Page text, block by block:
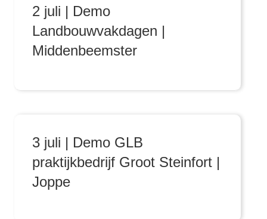
2 juli | Demo
Landbouwvakdagen |
Middenbeemster
3 juli | Demo GLB
praktijkbedrijf Groot Steinfort |
Joppe